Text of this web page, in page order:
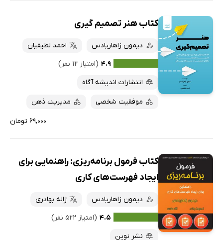
کتاب هنر تصمیم گیری
دیمون زاهاریادس
احمد لطیفیان
۴.۹ (امتیاز ۱۲ نفر)
انتشارات اندیشه آگاه
موفقیت شخصی مدیریت ذهن
۶۹,۰۰۰ تومان
کتاب فرمول برنامه‌ریزی: راهنمایی برای
ایجاد فهرست‌های کاری
دیمون زاهاریادس
ژاله بهادری
۴.۵ (امتیاز ۵۲۲ نفر)
نشر نوین